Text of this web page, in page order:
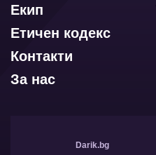
Екип
Етичен кодекс
Контакти
За нас
Darik.bg